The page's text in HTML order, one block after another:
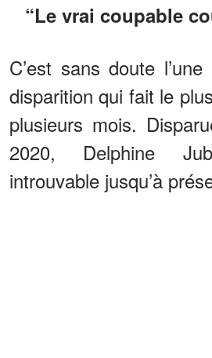
“Le vrai coupable
C’est sans doute
disparition qui fait le
plusieurs mois.
2020, Delphine
introuvable jusqu’à